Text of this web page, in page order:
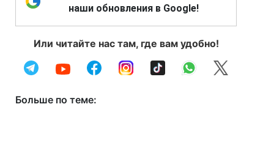
наши обновления в Google!
Или читайте нас там, где вам удобно!
Больше по теме: